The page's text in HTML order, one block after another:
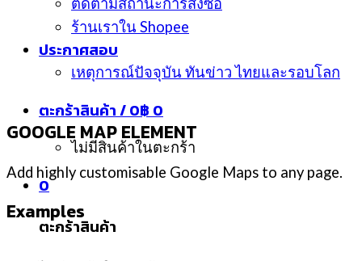
ร้านเราใน Shopee
ประกาศสอบ
เหตุการณ์ปัจจุบัน ทันข่าว ไทยและรอบโลก
ตะกร้าสินค้า /0฿ 0
ไม่มีสินค้าในตะกร้า
0
ตะกร้าสินค้า
GOOGLE MAP ELEMENT
Add highly customisable Google Maps to any page.
Examples